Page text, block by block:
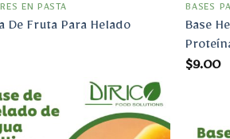
EN PASTA
De Fruta Para Helado
BASES
Base
$9.00